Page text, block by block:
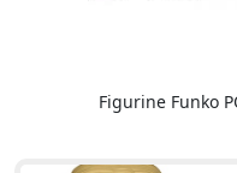
Figurine Funko